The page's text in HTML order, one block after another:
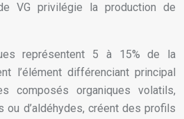
VG privilégie la production de
représentent 5 à 15% de la
l’élément différenciant principal
composés organiques volatils,
ou d’aldéhydes, créent des profils